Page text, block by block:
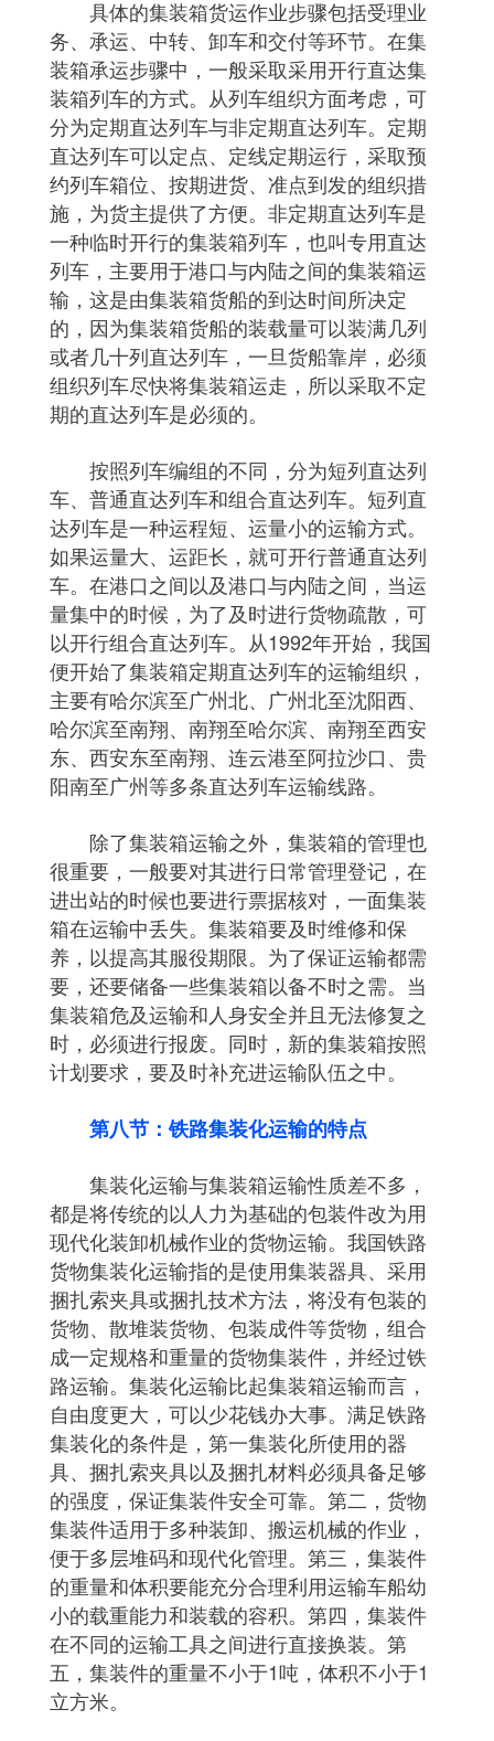
具体的集装箱货运作业步骤包括受理业
务、承运、中转、卸车和交付等环节。在集
装箱承运步骤中，一般采取采用开行直达集
装箱列车的方式。从列车组织方面考虑，可
分为定期直达列车与非定期直达列车。定期
直达列车可以定点、定线定期运行，采取预
约列车箱位、按期进货、准点到发的组织措
施，为货主提供了方便。非定期直达列车是
一种临时开行的集装箱列车，也叫专用直达
列车，主要用于港口与内陆之间的集装箱运
输，这是由集装箱货船的到达时间所决定
的，因为集装箱货船的装载量可以装满几列
或者几十列直达列车，一旦货船靠岸，必须
组织列车尽快将集装箱运走，所以采取不定
期的直达列车是必须的。
按照列车编组的不同，分为短列直达列
车、普通直达列车和组合直达列车。短列直
达列车是一种运程短、运量小的运输方式。
如果运量大、运距长，就可开行普通直达列
车。在港口之间以及港口与内陆之间，当运
量集中的时候，为了及时进行货物疏散，可
以开行组合直达列车。从1992年开始，我国
便开始了集装箱定期直达列车的运输组织，
主要有哈尔滨至广州北、广州北至沈阳西、
哈尔滨至南翔、南翔至哈尔滨、南翔至西安
东、西安东至南翔、连云港至阿拉沙口、贵
阳南至广州等多条直达列车运输线路。
除了集装箱运输之外，集装箱的管理也
很重要，一般要对其进行日常管理登记，在
进出站的时候也要进行票据核对，一面集装
箱在运输中丢失。集装箱要及时维修和保
养，以提高其服役期限。为了保证运输都需
要，还要储备一些集装箱以备不时之需。当
集装箱危及运输和人身安全并且无法修复之
时，必须进行报废。同时，新的集装箱按照
计划要求，要及时补充进运输队伍之中。
第八节：铁路集装化运输的特点
集装化运输与集装箱运输性质差不多，
都是将传统的以人力为基础的包装件改为用
现代化装卸机械作业的货物运输。我国铁路
货物集装化运输指的是使用集装器具、采用
捆扎索夹具或捆扎技术方法，将没有包装的
货物、散堆装货物、包装成件等货物，组合
成一定规格和重量的货物集装件，并经过铁
路运输。集装化运输比起集装箱运输而言，
自由度更大，可以少花钱办大事。满足铁路
集装化的条件是，第一集装化所使用的器
具、捆扎索夹具以及捆扎材料必须具备足够
的强度，保证集装件安全可靠。第二，货物
集装件适用于多种装卸、搬运机械的作业，
便于多层堆码和现代化管理。第三，集装件
的重量和体积要能充分合理利用运输车船幼
小的载重能力和装载的容积。第四，集装件
在不同的运输工具之间进行直接换装。第
五，集装件的重量不小于1吨，体积不小于1
立方米。